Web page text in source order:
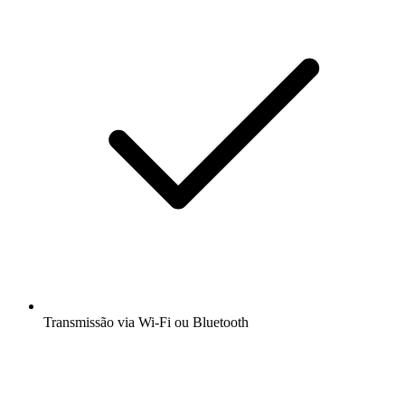
Transmissão via Wi-Fi ou Bluetooth